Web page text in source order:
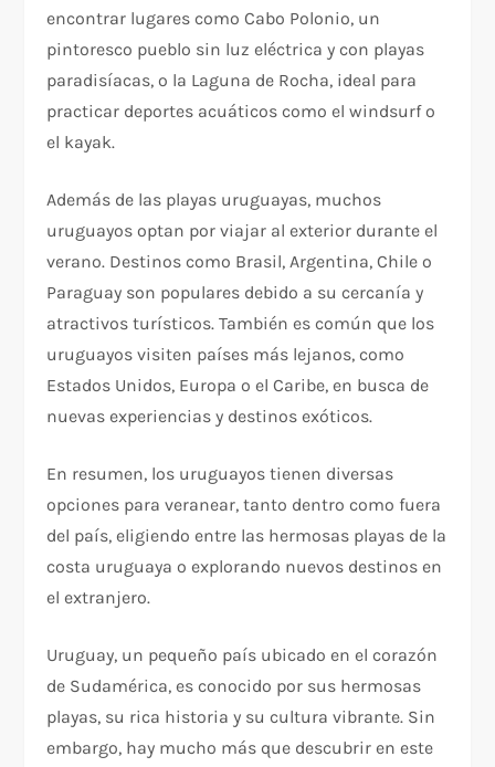
encontrar lugares como Cabo Polonio, un
pintoresco pueblo sin luz eléctrica y con playas
paradisíacas, o la Laguna de Rocha, ideal para
practicar deportes acuáticos como el windsurf o
el kayak.
Además de las playas uruguayas, muchos
uruguayos optan por viajar al exterior durante el
verano. Destinos como Brasil, Argentina, Chile o
Paraguay son populares debido a su cercanía y
atractivos turísticos. También es común que los
uruguayos visiten países más lejanos, como
Estados Unidos, Europa o el Caribe, en busca de
nuevas experiencias y destinos exóticos.
En resumen, los uruguayos tienen diversas
opciones para veranear, tanto dentro como fuera
del país, eligiendo entre las hermosas playas de la
costa uruguaya o explorando nuevos destinos en
el extranjero.
Uruguay, un pequeño país ubicado en el corazón
de Sudamérica, es conocido por sus hermosas
playas, su rica historia y su cultura vibrante. Sin
embargo, hay mucho más que descubrir en este